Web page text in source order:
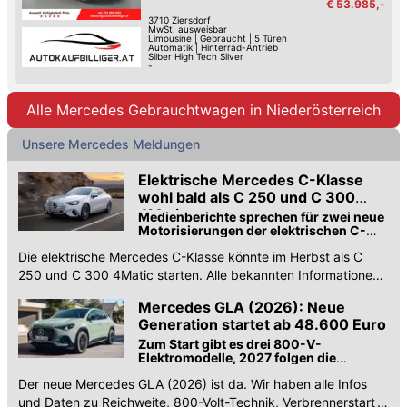
€ 53.985,-
3710 Ziersdorf
MwSt. ausweisbar
Limousine| Gebraucht
5 Türen
Automatik| Hinterrad-Antrieb
Silber High Tech Silver
-
Alle Mercedes Gebrauchtwagen in Niederösterreich
Unsere Mercedes Meldungen
Elektrische Mercedes C-Klasse
wohl bald als C 250 und C 300
4Matic
Medienberichte sprechen für zwei neue
Motorisierungen der elektrischen C-
Die elektrische Mercedes C-Klasse könnte im Herbst als C
250 und C 300 4Matic starten. Alle bekannten Informationen
Mercedes GLA (2026): Neue
Generation startet ab 48.600 Euro
Zum Start gibt es drei 800-V-
Elektromodelle, 2027 folgen die
Der neue Mercedes GLA (2026) ist da. Wir haben alle Infos
und Daten zu Reichweite, 800-Volt-Technik, Verbrennerstart